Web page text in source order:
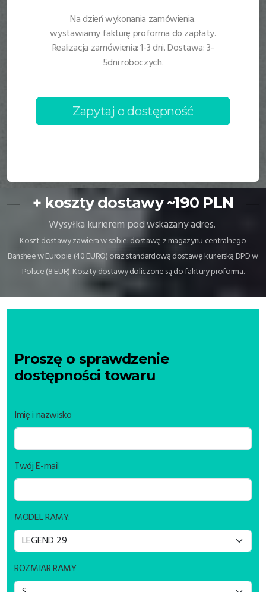
Na dzień wykonania zamówienia.
wystawiamy fakturę proforma do zapłaty.
Realizacja zamówienia: 1-3 dni. Dostawa: 3-
5dni roboczych.
Zapytaj o dostępność
+ koszty dostawy ~190 PLN
Wysyłka kurierem pod wskazany adres.
Koszt dostawy zawiera w sobie: dostawę z magazynu centralnego
Banshee w Europie (40 EURO) oraz standardową dostawę kurierską DPD w
Polsce (8 EUR). Koszty dostawy doliczone są do faktury proforma.
Proszę o sprawdzenie
dostępności towaru
Imię i nazwisko
Twój E-mail
MODEL RAMY:
ROZMIAR RAMY